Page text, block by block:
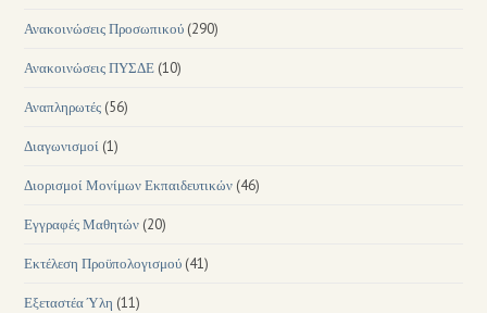
Ανακοινώσεις Προσωπικού (290)
Ανακοινώσεις ΠΥΣΔΕ (10)
Αναπληρωτές (56)
Διαγωνισμοί (1)
Διορισμοί Μονίμων Εκπαιδευτικών (46)
Εγγραφές Μαθητών (20)
Εκτέλεση Προϋπολογισμού (41)
Εξεταστέα Ύλη (11)